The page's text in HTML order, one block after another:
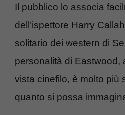
Il pubblico lo associa
dell’ispettore Harry
solitario dei western di
personalità di Eastwood,
vista cinefilo, è molto più
quanto si possa